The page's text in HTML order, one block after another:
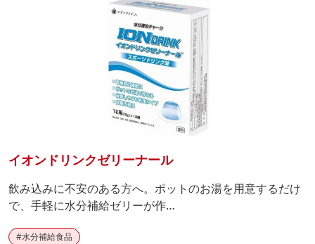
イオンドリンクゼリーナール
飲み込みに不安のある方へ。ポットのお湯を用意するだけ
で、手軽に水分補給ゼリーが作…
#水分補給食品